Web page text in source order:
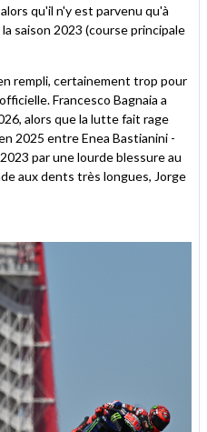
qu'il n'y est parvenu qu'à
saison 2023 (course principale
rempli, certainement trop pour
Francesco Bagnaia a
alors que la lutte fait rage
2025 entre Enea Bastianini -
par une lourde blessure au
aux dents très longues, Jorge